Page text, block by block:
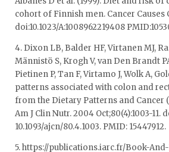
cohort of Finnish men. Cancer Causes
doi:10.1023/A:1008962219408
4. Dixon LB, Balder HF, Virtanen MJ,
Männistö S, Krogh V, van Den Brandt
Pietinen P, Tan F, Virtamo J, Wolk A,
patterns associated with colon and
from the Dietary Patterns and Cancer
Am J Clin Nutr. 2004 Oct;80(4):1003-11.
10.1093/ajcn/80.4.1003. PMID: 15447912.
5. https://publications.iarc.fr/Book-